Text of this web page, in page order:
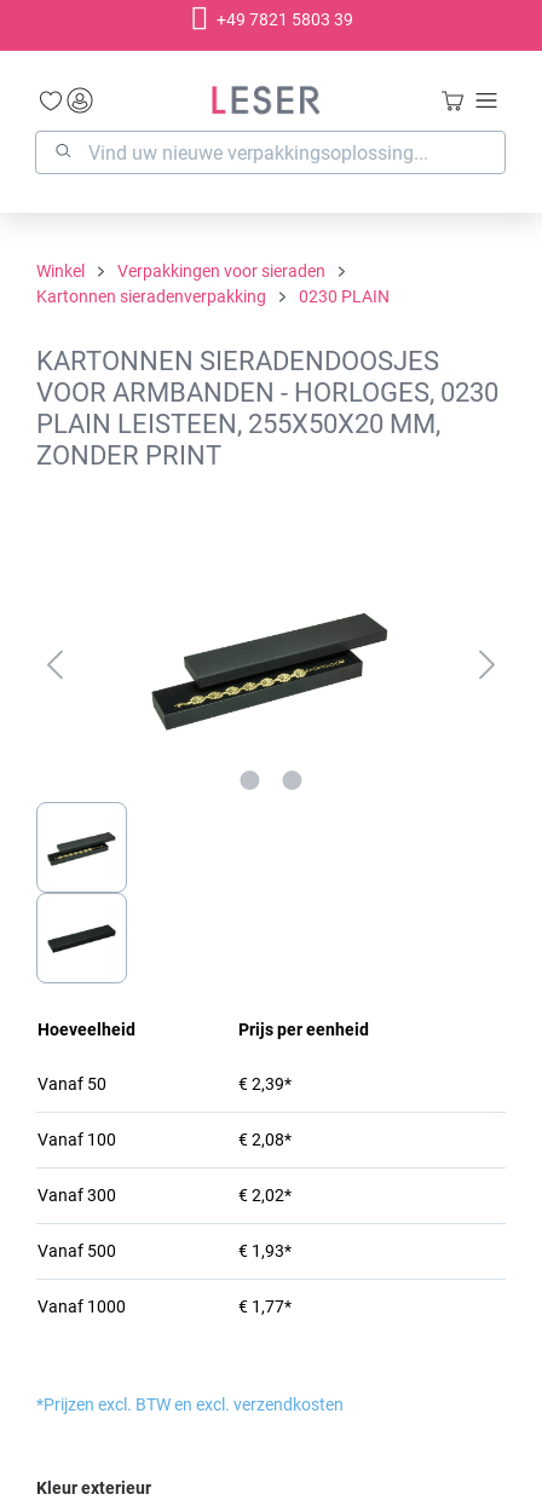
+49 7821 5803 39
Winkel
Verpakkingen voor sieraden
Kartonnen sieradenverpakking
0230 PLAIN
KARTONNEN SIERADENDOOSJES
VOOR ARMBANDEN - HORLOGES, 0230
PLAIN LEISTEEN, 255X50X20 MM,
ZONDER PRINT
Hoeveelheid Prijs per eenheid
Vanaf 50 € 2,39*
Vanaf 100 € 2,08*
Vanaf300 € 2,02*
Vanaf 500 € 1,93*
Vanaf 1000 € 1,77*
*Prijzen excl. BTW en excl. verzendkosten
Selecteer
Kleur exterieur